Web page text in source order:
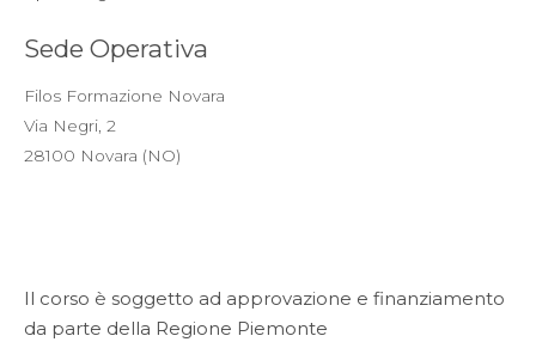
Sede Operativa
Filos Formazione Novara
Via Negri, 2
28100 Novara (NO)
Il corso è soggetto ad approvazione e finanziamento
da parte della Regione Piemonte